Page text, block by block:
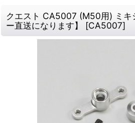
クエスト CA5007 (M50用) ミキ
ー直送になります】 [CA5007]